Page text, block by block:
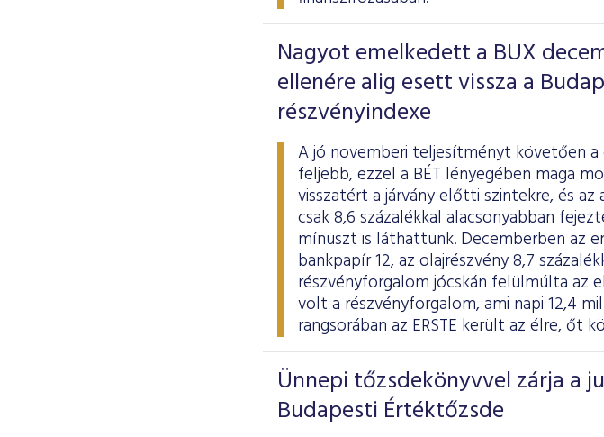
Nagyot emelkedett a BUX
ellenére alig esett vissza a
részvényindexe
A jó novemberi teljesítményt követően a
feljebb, ezzel a BÉT lényegében maga
visszatért a járvány előtti szintekre, és
csak 8,6 százalékkal alacsonyabban
mínuszt is láthattunk. Decemberben az
bankpapír 12, az olajrészvény 8,7
részvényforgalom jócskán felülmúlta az
volt a részvényforgalom, ami napi 12,4
rangsorában az ERSTE került az élre, őt
Ünnepi tőzsdekönyvvel zárja a
Budapesti Értéktőzsde